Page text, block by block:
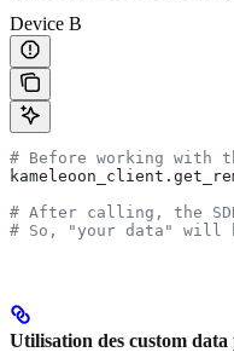
Device B
# Before working with
# After calling, the
# So, "your data" will
Utilisation des custom data